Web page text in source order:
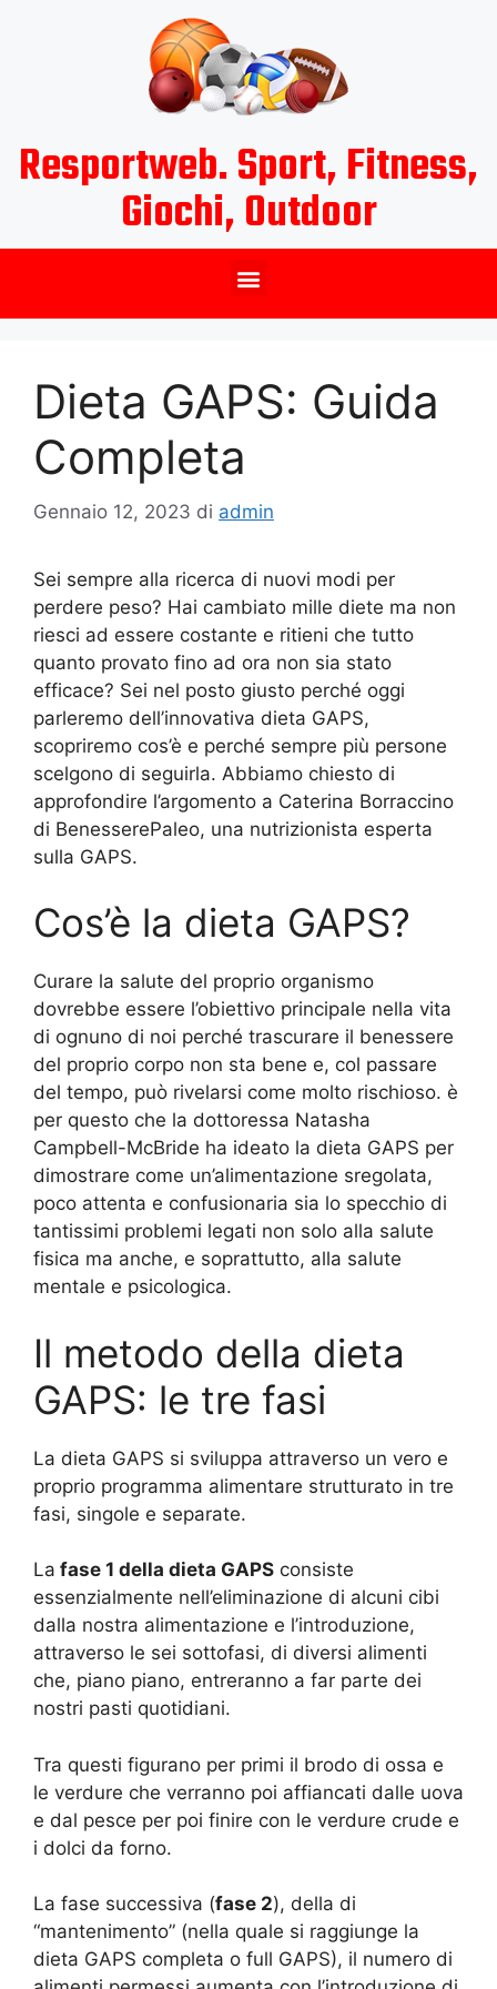
Resportweb. Sport, Fitness,
Giochi, Outdoor
Dieta GAPS: Guida
Completa
Gennaio 12, 2023 di admin
Sei sempre alla ricerca di nuovi modi per
perdere peso? Hai cambiato mille diete ma non
riesci ad essere costante e ritieni che tutto
quanto provato fino ad ora non sia stato
efficace? Sei nel posto giusto perché oggi
parleremo dell’innovativa dieta GAPS,
scopriremo cos’è e perché sempre più persone
scelgono di seguirla. Abbiamo chiesto di
approfondire l’argomento a Caterina Borraccino
di BenesserePaleo, una nutrizionista esperta
sulla GAPS.
Cos’è la dieta GAPS?
Curare la salute del proprio organismo
dovrebbe essere l’obiettivo principale nella vita
di ognuno di noi perché trascurare il benessere
del proprio corpo non sta bene e, col passare
del tempo, può rivelarsi come molto rischioso. è
per questo che la dottoressa Natasha
Campbell-McBride ha ideato la dieta GAPS per
dimostrare come un’alimentazione sregolata,
poco attenta e confusionaria sia lo specchio di
tantissimi problemi legati non solo alla salute
fisica ma anche, e soprattutto, alla salute
mentale e psicologica.
Il metodo della dieta
GAPS: le tre fasi
La dieta GAPS si sviluppa attraverso un vero e
proprio programma alimentare strutturato in tre
fasi, singole e separate.
La fase 1 della dieta GAPS consiste
essenzialmente nell’eliminazione di alcuni cibi
dalla nostra alimentazione e l’introduzione,
attraverso le sei sottofasi, di diversi alimenti
che, piano piano, entreranno a far parte dei
nostri pasti quotidiani.
Tra questi figurano per primi il brodo di ossa e
le verdure che verranno poi affiancati dalle uova
e dal pesce per poi finire con le verdure crude e
i dolci da forno.
La fase successiva (fase 2), della di
“mantenimento” (nella quale si raggiunge la
dieta GAPS completa o full GAPS), il numero di